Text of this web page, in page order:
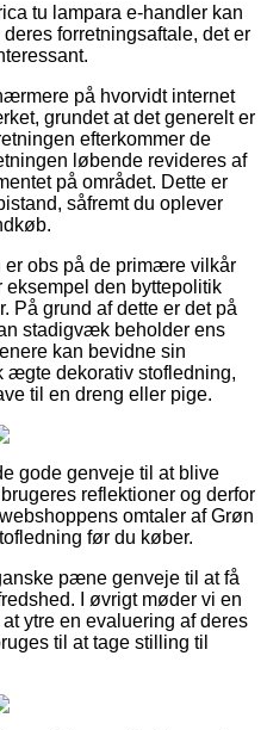
tu lampara e-handler kan
forretningsaftale, det er
på hvorvidt internet
grundet at det generelt er
efterkommer de
løbende revideres af
på området. Dette er
såfremt du oplever
er obs på de primære vilkår
den byttepolitik
På grund af dette er det på
stadigvæk beholder ens
kan bevidne sin
ægte dekorativ stofledning,
til en dreng eller pige.
gode genveje til at blive
reflektioner og derfor
omtaler af Grøn
før du køber.
pæne genveje til at få
I øvrigt møder vi en
ytre en evaluering af deres
til at tage stilling til